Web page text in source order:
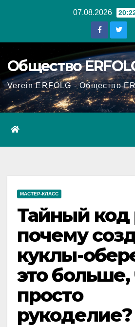
07.08.2026
Общество
Verein ERFOLG - Общество
МАСТЕР-КЛАСС
Тайный код
почему
куклы-
это
просто
рукоделие?